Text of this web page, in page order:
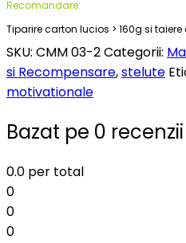
Recomandare:
Tiparire carton lucios > 160g si
SKU: CMM 03-2Categorii:
si Recompensare,stelute
motivationale
Bazat pe 0 recenzii
0.0 per total
0
0
0